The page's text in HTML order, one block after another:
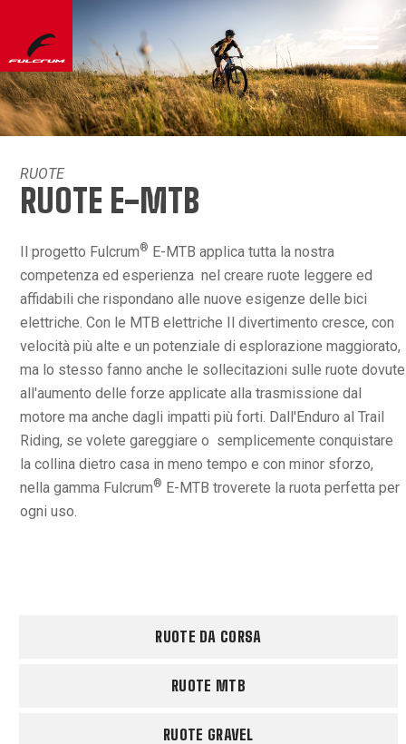
RUOTE
RUOTE E-MTB
Il progetto Fulcrum® E-MTB applica tutta la nostra
competenza ed esperienza nel creare ruote leggere ed
affidabili che rispondano alle nuove esigenze delle bici
elettriche. Con le MTB elettriche Il divertimento cresce, con
velocità più alte e un potenziale di esplorazione maggiorato,
ma lo stesso fanno anche le sollecitazioni sulle ruote dovute
all'aumento delle forze applicate alla trasmissione dal
motore ma anche dagli impatti più forti. Dall'Enduro al Trail
Riding, se volete gareggiare o semplicemente conquistare
la collina dietro casa in meno tempo e con minor sforzo,
nella gamma Fulcrum® E-MTB troverete la ruota perfetta per
ogni uso.
RUOTE DA CORSA
RUOTE MTB
RUOTE GRAVEL